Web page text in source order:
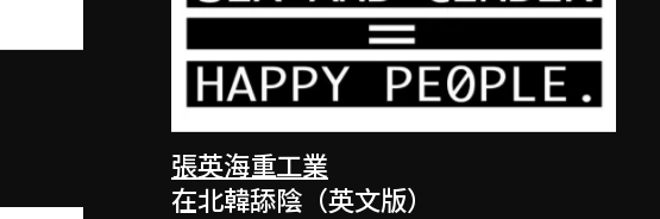
張英海重工業
在北韓舔陰（英文版）